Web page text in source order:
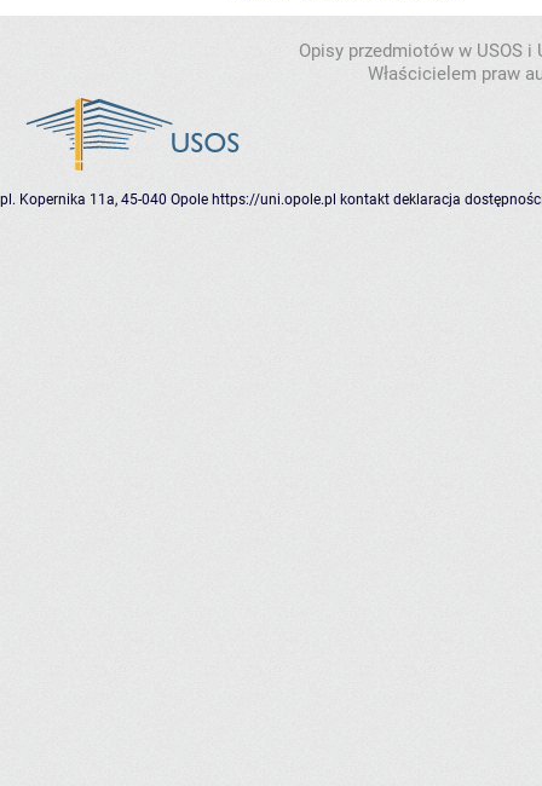
Opisy przedmiotów w USOS
Właścicielem praw
pl. Kopernika 11a, 45-040 Opole https://uni.opole.pl kontakt deklaracja